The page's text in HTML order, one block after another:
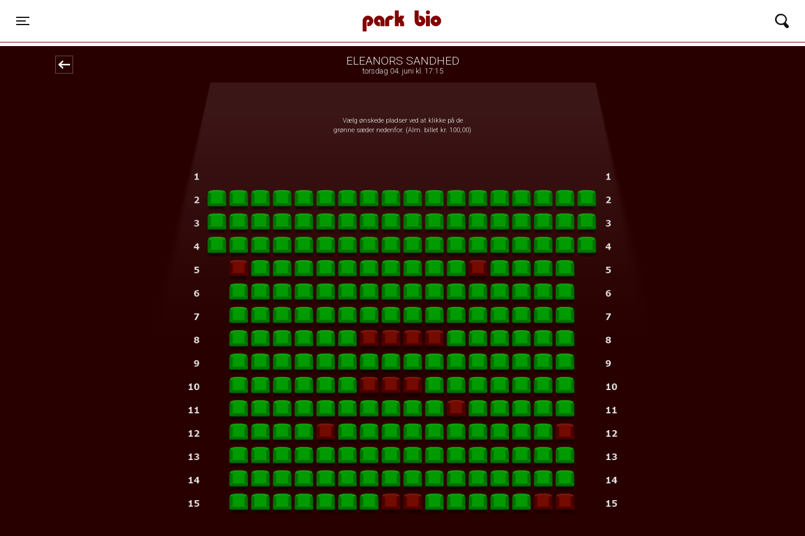
ELEANORS SANDHED
torsdag 04. juni kl. 17:15
Vælg ønskede pladser ved at klikke på de
grønne sæder nedenfor. (Alm. billet kr. 100,00)
1step-front02 092403